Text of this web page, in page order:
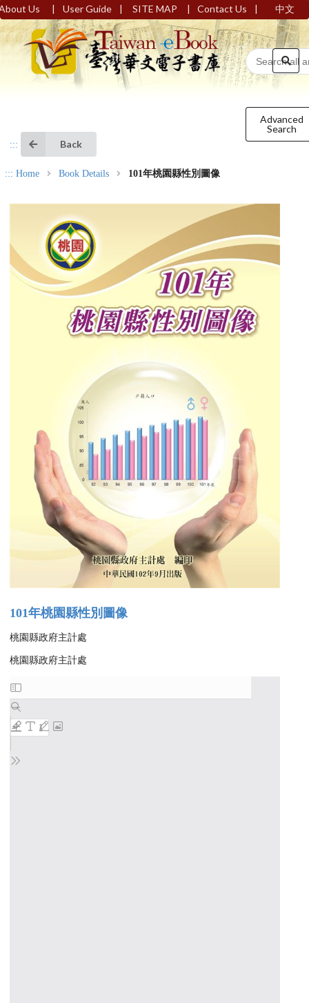
Us | User Guide | SITE MAP | Contact Us | 中文
Advanced
Search
::: Back
::: Home Book Details 101年桃園縣性別圖像
101年桃園縣性別圖像
桃園縣政府主計處
桃園縣政府主計處